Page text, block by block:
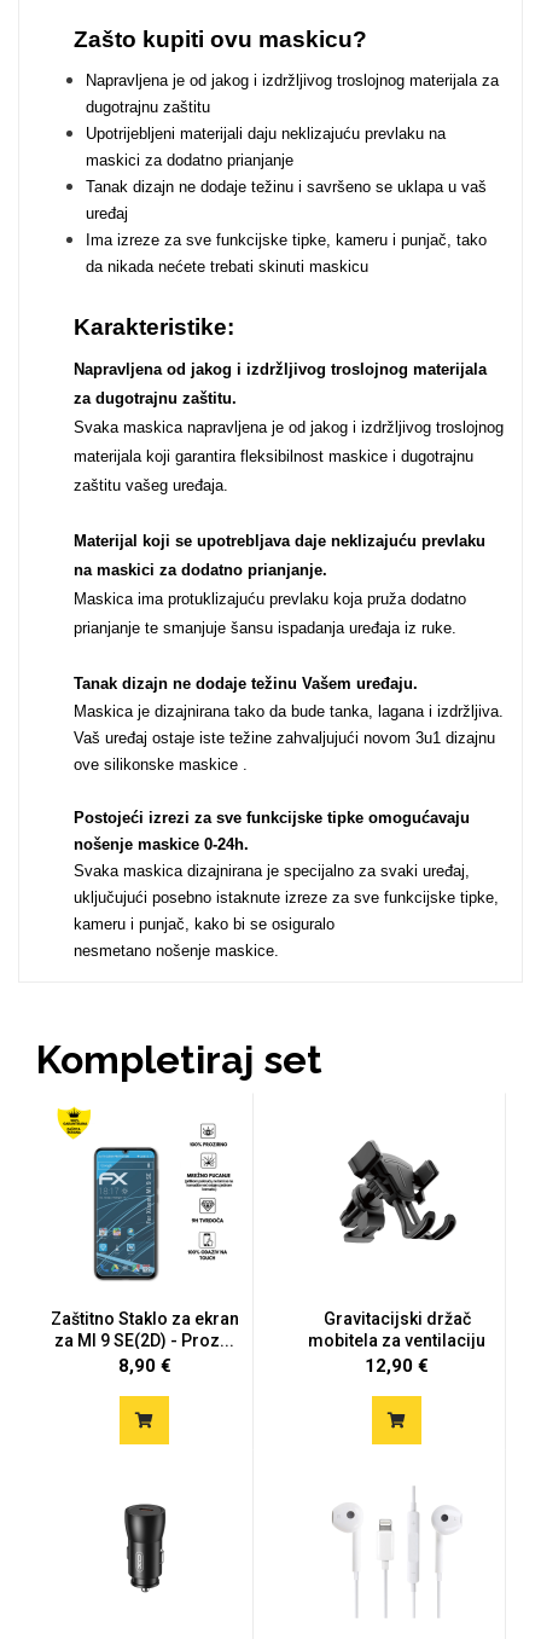
Zašto kupiti ovu maskicu?
Napravljena je od jakog i izdržljivog troslojnog materijala za
dugotrajnu zaštitu
Upotrijebljeni materijali daju neklizajuću prevlaku na
maskici za dodatno prianjanje
Tanak dizajn ne dodaje težinu i savršeno se uklapa u vaš
uređaj
Ima izreze za sve funkcijske tipke, kameru i punjač, tako
da nikada nećete trebati skinuti maskicu
Karakteristike:
Napravljena od jakog i izdržljivog troslojnog materijala
za dugotrajnu zaštitu.
Svaka maskica napravljena je od jakog i izdržljivog troslojnog
materijala koji garantira fleksibilnost maskice i dugotrajnu
zaštitu vašeg uređaja.
Materijal koji se upotrebljava daje neklizajuću prevlaku
na maskici za dodatno prianjanje.
Maskica ima protuklizajuću prevlaku koja pruža dodatno
prianjanje te smanjuje šansu ispadanja uređaja iz ruke.
Tanak dizajn ne dodaje težinu Vašem uređaju.
Maskica je dizajnirana tako da bude tanka, lagana i izdržljiva.
Vaš uređaj ostaje iste težine zahvaljujući novom 3u1 dizajnu
ove silikonske maskice .
Postojeći izrezi za sve funkcijske tipke omogućavaju
nošenje maskice 0-24h.
Svaka maskica dizajnirana je specijalno za svaki uređaj,
uključujući posebno istaknute izreze za sve funkcijske tipke,
kameru i punjač, kako bi se osiguralo
nesmetano nošenje maskice.
Kompletiraj set
Zaštitno Staklo za ekran
za MI 9 SE(2D) - Proz...
8,90 €
Gravitacijski držač
mobitela za ventilaciju
12,90 €
Doodles
Monogrami
Za njega Za nju
MarbleMania
Gaming motivi Crtani filmovi
Sportski motivi Obiteljski motivi